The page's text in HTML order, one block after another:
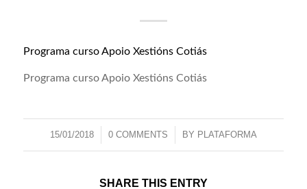
Programa curso Apoio Xestións Cotiás
Programa curso Apoio Xestións Cotiás
15/01/2018
/ 0 COMMENTS
/ BY PLATAFORMA
SHARE THIS ENTRY